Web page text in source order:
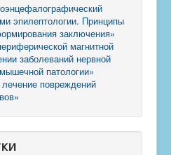
эпилептологии. Принципы
заключения»
магнитной
заболеваний нервной
патологии»
повреждений